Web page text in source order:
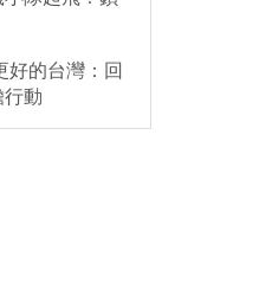
的台灣：回
動